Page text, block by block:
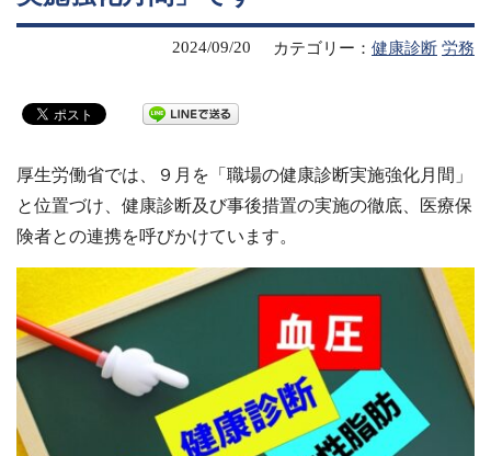
カテゴリー： 健康診断 労務
2024/09/20
厚生労働省では、９月を「職場の健康診断実施強化月間」
と位置づけ、健康診断及び事後措置の実施の徹底、医療保
険者との連携を呼びかけています。